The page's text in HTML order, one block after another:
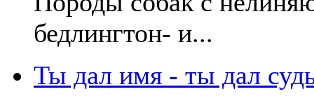
бедлингтон- и...
Ты дал имя - ты дал